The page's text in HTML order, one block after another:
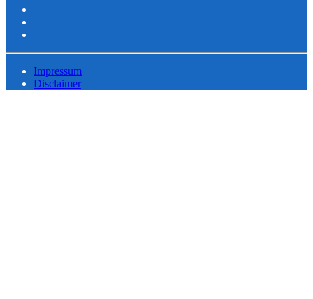
Impressum
Disclaimer